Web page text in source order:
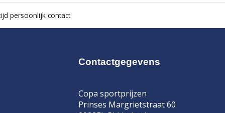
persoonlijk contact
Contactgegevens
Copa sportprijzen
Prinses Margrietstraat 60